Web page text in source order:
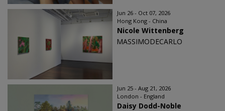
Jun 26 - Oct 07, 2026
Hong Kong - China
Nicole Wittenberg
MASSIMODECARLO
Jun 25 - Aug 21, 2026
London - England
Daisy Dodd-Noble